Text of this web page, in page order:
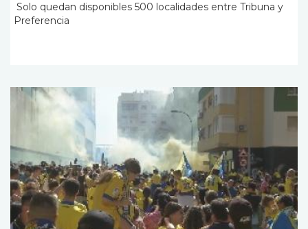
Solo quedan disponibles 500 localidades entre Tribuna y
Preferencia